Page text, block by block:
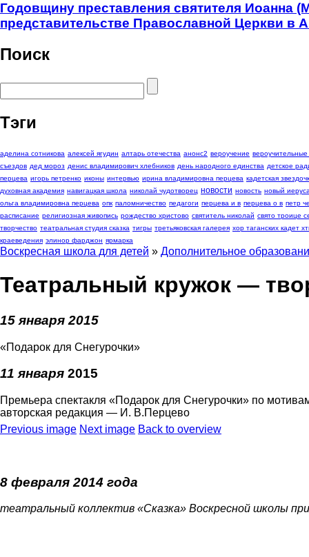
Годовщину преставления святителя Иоанна
представительстве Православной Церкви в
Поиск
Тэги
аделина сотникова алексей ягудин алтарь отечества анонс2 вероучение
съездов дед мороз денис владимирович хлебников день народного единства детское
перцева игорь петренко иконы интервью ирина владимировна перцева кадетская
духовная академия навигацкая школа николай чудотворец новости новость новый
ольга владимировна перцева опк паломничество педагоги перцева и в перцева о в петр
расписание религиозная живопись рождество христово святитель николай свято троице
творчество театральная студия сказка тигры третьяковская галерея хор таганских кадет
краеведения элинор фарджон ярмарка
Воскресная школа для детей » Дополнительное
Театральный кружок —
15 января 2015
«Подарок для Снегурочки»
11 января 2015
Премьера спектакля «Подарок для Снегурочки» по
авторская редакция — И. В.Перцево
Previous image Next image Back to overview
8 февраля 2014 года
театральный коллектив «Сказка» Воскресной школы